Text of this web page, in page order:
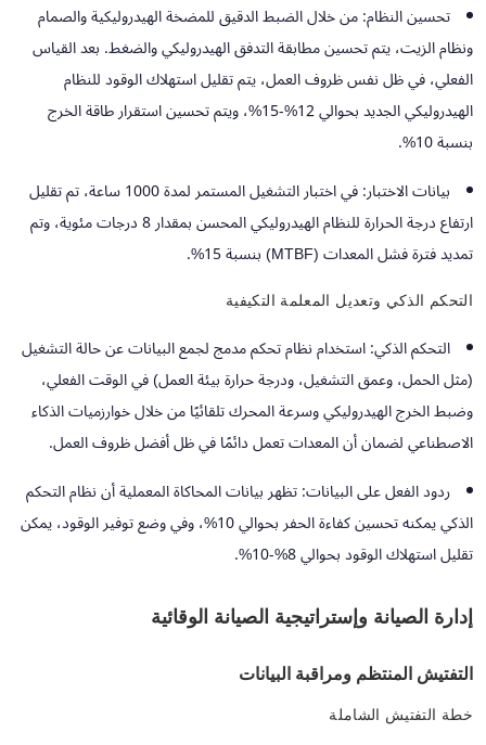
تحسين النظام:من خلال الضبط الدقيق للمضخة الهيدروليكية والصمام
ونظام الزيت، يتم تحسين مطابقة التدفق الهيدروليكي والضغط. بعد القياس
الفعلي، في ظل نفس ظروف العمل، يتم تقليل استهلاك الوقود للنظام
الهيدروليكي الجديد بحوالي 12%-15%، ويتم تحسين استقرار طاقة الخرج
بنسبة 10%.
بيانات الاختبار:
في اختبار التشغيل المستمر لمدة 1000 ساعة، تم تقليل
ارتفاع درجة الحرارة للنظام الهيدروليكي المحسن بمقدار 8 درجات مئوية، وتم
تمديد فترة فشل المعدات (MTBF) بنسبة 15%.
التحكم الذكي وتعديل المعلمة التكيفية
التحكم الذكي:استخدام نظام تحكم مدمج لجمع البيانات عن حالة التشغيل
(مثل الحمل، وعمق التشغيل، ودرجة حرارة بيئة العمل) في الوقت الفعلي،
وضبط الخرج الهيدروليكي وسرعة المحرك تلقائيًا من خلال خوارزميات الذكاء
الاصطناعي لضمان أن المعدات تعمل دائمًا في ظل أفضل ظروف العمل.
ردود الفعل على البيانات:تظهر بيانات المحاكاة المعملية أن نظام التحكم
الذكي يمكنه تحسين كفاءة الحفر بحوالي 10%، وفي وضع توفير الوقود، يمكن
تقليل استهلاك الوقود بحوالي 8%-10%.
إدارة الصيانة وإستراتيجية الصيانة الوقائية
التفتيش المنتظم ومراقبة البيانات
خطة التفتيش الشاملة